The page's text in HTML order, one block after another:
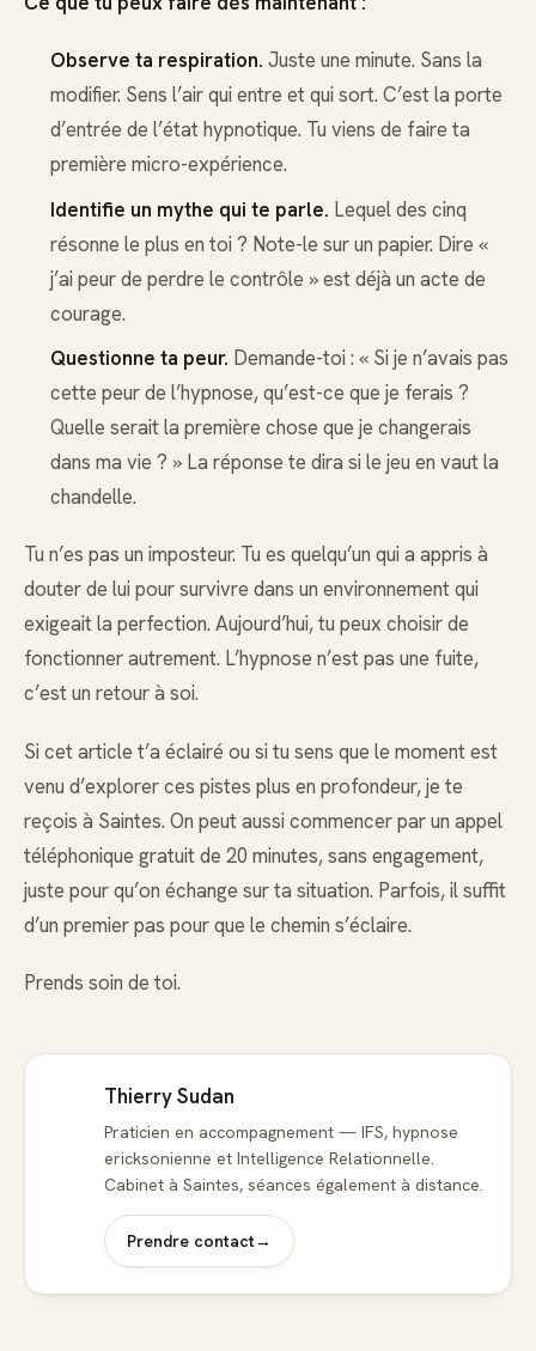
Observe ta respiration. Juste une minute. Sans la
modifier. Sens l’air qui entre et qui sort. C’est la porte
d’entrée de l’état hypnotique. Tu viens de faire ta
première micro-expérience.
Identifie un mythe qui te parle. Lequel des cinq
résonne le plus en toi ? Note-le sur un papier. Dire «
j’ai peur de perdre le contrôle » est déjà un acte de
courage.
Questionne ta peur. Demande-toi : « Si je n’avais pas
cette peur de l’hypnose, qu’est-ce que je ferais ?
Quelle serait la première chose que je changerais
dans ma vie ? » La réponse te dira si le jeu en vaut la
chandelle.
Tu n’es pas un imposteur. Tu es quelqu’un qui a appris à
douter de lui pour survivre dans un environnement qui
exigeait la perfection. Aujourd’hui, tu peux choisir de
fonctionner autrement. L’hypnose n’est pas une fuite,
c’est un retour à soi.
Si cet article t’a éclairé ou si tu sens que le moment est
venu d’explorer ces pistes plus en profondeur, je te
reçois à Saintes. On peut aussi commencer par un appel
téléphonique gratuit de 20 minutes, sans engagement,
juste pour qu’on échange sur ta situation. Parfois, il suffit
d’un premier pas pour que le chemin s’éclaire.
Prends soin de toi.
Thierry Sudan
Praticien en accompagnement — IFS, hypnose
ericksonienne et Intelligence Relationnelle.
Cabinet à Saintes, séances également à distance.
Prendre contact→